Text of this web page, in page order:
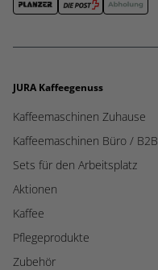
JURA Kaffeegenuss
Kaffeemaschinen Zuhause
Kaffeemaschinen Büro / B2B
Sets für den Arbeitsplatz
Aktionen
Kaffee
Pflegeprodukte
Zubehör